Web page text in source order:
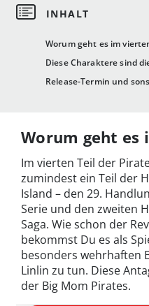
Worum geht es im
Diese Charaktere sind
Release-Termin und
Worum geht es
Im vierten Teil der
zumindest ein Teil der
Island – den 29.
Serie und den zweiten
Saga. Wie schon der
bekommst Du es als
besonders wehrhaften
Linlin zu tun. Diese
der Big Mom Pirates.